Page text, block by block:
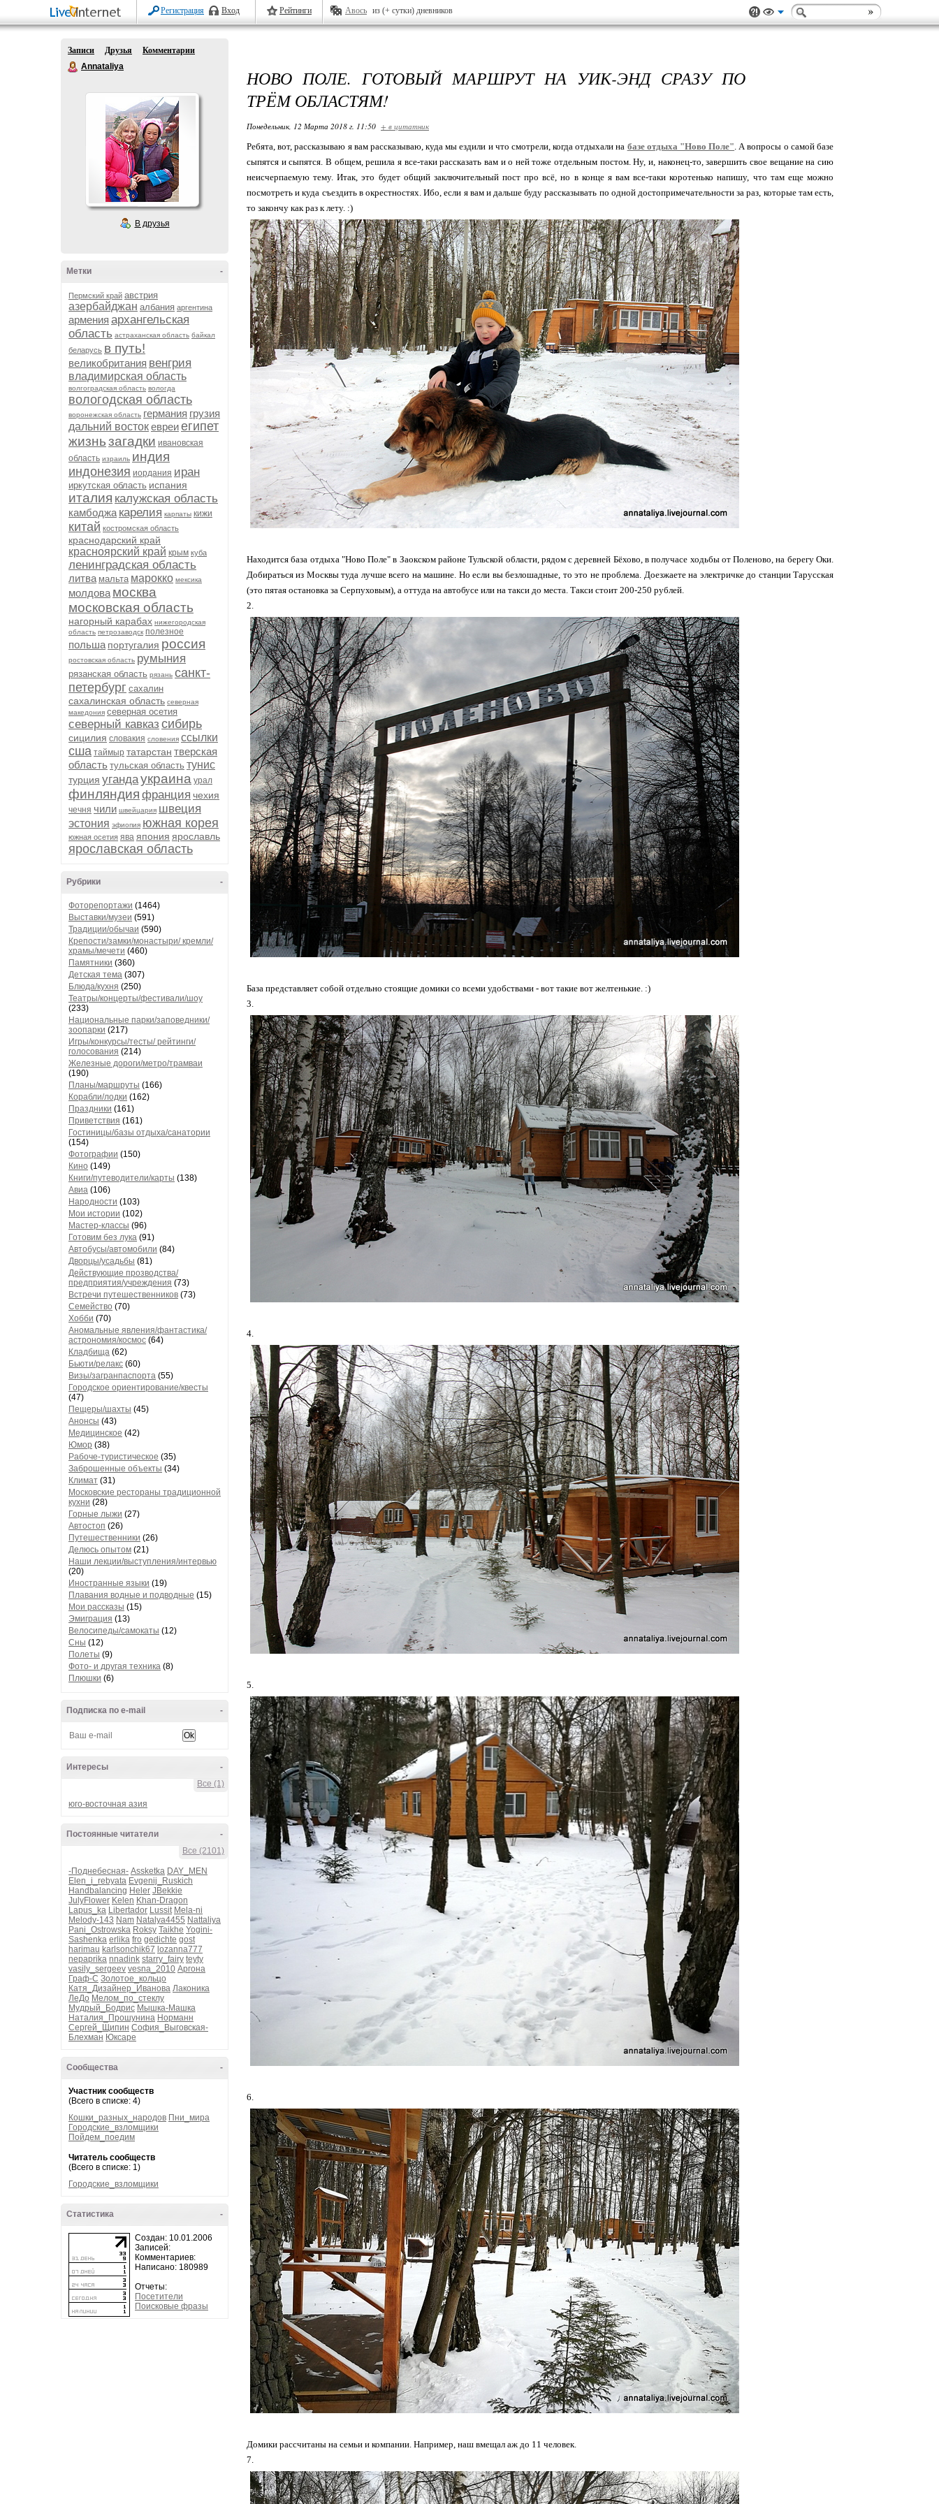
Регистрация Вход Рейтинги Авось из (+ сутки) дневников
Записи Друзья
Комментарии
Annataliya
В друзья
-
Метки
Пермский край австрия
азербайджан албания аргентина
армения архангельская
область астраханская область байкал
беларусь в путь!
великобритания венгрия
владимирская область
волгоградская область вологда
вологодская область
воронежская область германия грузия
дальний востокевреиегипет
жизньзагадки ивановская
область израиль индия
индонезия иордания иран
иркутская область испания
италия калужская область
камбоджа карелия карпаты кижи
китай костромская область
краснодарский край
красноярский край крым куба
ленинградская область
литва мальта марокко мексика
молдова москва
московская область
нагорный карабах нижегородская
область петрозаводск полезное
польша португалия россия
ростовская область румыния
рязанская область рязань санкт-
петербург сахалин
сахалинская область северная
македония северная осетия
северный кавказ сибирь
сицилия словакия словения ссылки
сша таймыр татарстан тверская
область тульская область тунис
турция угандаукраина урал
финляндия франция чехия
чечня чили швейцария швеция
эстония эфиопия южная корея
южная осетия ява япония ярославль
ярославская область
-
Рубрики
Фоторепортажи (1464)
Выставки/музеи (591)
Традиции/обычаи (590)
Крепости/замки/монастыри/ кремли/
храмы/мечети (460)
Памятники (360)
Детская тема (307)
Блюда/кухня (250)
Театры/концерты/фестивали/шоу
(233)
Национальные парки/заповедники/
зоопарки (217)
Игры/конкурсы/тесты/ рейтинги/
голосования (214)
Железные дороги/метро/трамваи
(190)
Планы/маршруты (166)
Корабли/лодки (162)
Праздники (161)
Приветствия (161)
Гостиницы/базы отдыха/санатории
(154)
Фотографии (150)
Кино (149)
Книги/путеводители/карты (138)
Авиа (106)
Народности (103)
Мои истории (102)
Мастер-классы (96)
Готовим без лука (91)
Автобусы/автомобили (84)
Дворцы/усадьбы (81)
Действующие прозводства/
предприятия/учреждения (73)
Встречи путешественников (73)
Семейство (70)
Хобби (70)
Аномальные явления/фантастика/
астрономия/космос (64)
Кладбища (62)
Бьюти/релакс (60)
Визы/загранпаспорта (55)
Городское ориентирование/квесты
(47)
Пещеры/шахты (45)
Анонсы (43)
Медицинское (42)
Юмор (38)
Рабоче-туристическое (35)
Заброшенные объекты (34)
Климат (31)
Московские рестораны традиционной
кухни (28)
Горные лыжи (27)
Автостоп (26)
Путешественники (26)
Делюсь опытом (21)
Наши лекции/выступления/интервью
(20)
Иностранные языки (19)
Плавания водные и подводные (15)
Мои рассказы (15)
Эмиграция (13)
Велосипеды/самокаты (12)
Сны (12)
Полеты (9)
Фото- и другая техника (8)
Плюшки (6)
-
Подписка по e-mail
-
Интересы
Все (1)
юго-восточная азия
-
Постоянные читатели
Все (2101)
-Поднебесная- Assketka DAY_MEN
Elen_i_rebyata Evgenij_Ruskich
Handbalancing Heler JBekkie
JulyFlower Kelen Khan-Dragon
Lapus_ka Libertador Lussit Mela-ni
Melody-143 Nam Natalya4455 Nattaliya
Pani_Ostrowska Roksy Taikhe Yogini-
Sashenka erlika fro gedichte gost
harimau karlsonchik67 lozanna777
nepaprika nnadink starry_fairy teyty
vasily_sergeev vesna_2010 Аргона
Граф-С Золотое_кольцо
Катя_Дизайнер_Иванова Лаконика
ЛеДо Мелом_по_стеклу
Мудрый_Бодрис Мышка-Машка
Наталия_Прошунина Норманн
Сергей_Щипин София_Выговская-
Блехман Юксаре
-
Сообщества
Участник сообществ
(Всего в списке: 4)
Кошки_разных_народов Пни_мира
Городские_взломщики
Пойдем_поедим
Читатель сообществ
(Всего в списке: 1)
Городские_взломщики
-
Статистика
Создан: 10.01.2006
Записей:
Комментариев:
Написано: 180989
Отчеты:
Посетители
Поисковые фразы
НОВО ПОЛЕ. ГОТОВЫЙ МАРШРУТ НА УИК-ЭНД СРАЗУ ПО
ТРЁМ ОБЛАСТЯМ!
Понедельник, 12 Марта 2018 г. 11:50 + в цитатник
Ребята, вот, рассказываю я вам рассказываю, куда мы ездили и что смотрели, когда отдыхали на базе отдыха "Ново Поле". А вопросы о самой базе
сыпятся и сыпятся. В общем, решила я все-таки рассказать вам и о ней тоже отдельным постом. Ну, и, наконец-то, завершить свое вещание на сию
неисчерпаемую тему. Итак, это будет общий заключительный пост про всё, но в конце я вам все-таки коротенько напишу, что там еще можно
посмотреть и куда съездить в окрестностях. Ибо, если я вам и дальше буду рассказывать по одной достопримечательности за раз, которые там есть,
то закончу как раз к лету. :)
Находится база отдыха "Ново Поле" в Заокском районе Тульской области, рядом с деревней Бёхово, в получасе ходьбы от Поленово, на берегу Оки.
Добираться из Москвы туда лучше всего на машине. Но если вы безлошадные, то это не проблема. Доезжаете на электричке до станции Тарусская
(это пятая остановка за Серпуховым), а оттуда на автобусе или на такси до места. Такси стоит 200-250 рублей.
2.
База представляет собой отдельно стоящие домики со всеми удобствами - вот такие вот желтенькие. :)
3.
4.
5.
6.
Домики рассчитаны на семьи и компании. Например, наш вмещал аж до 11 человек.
7.